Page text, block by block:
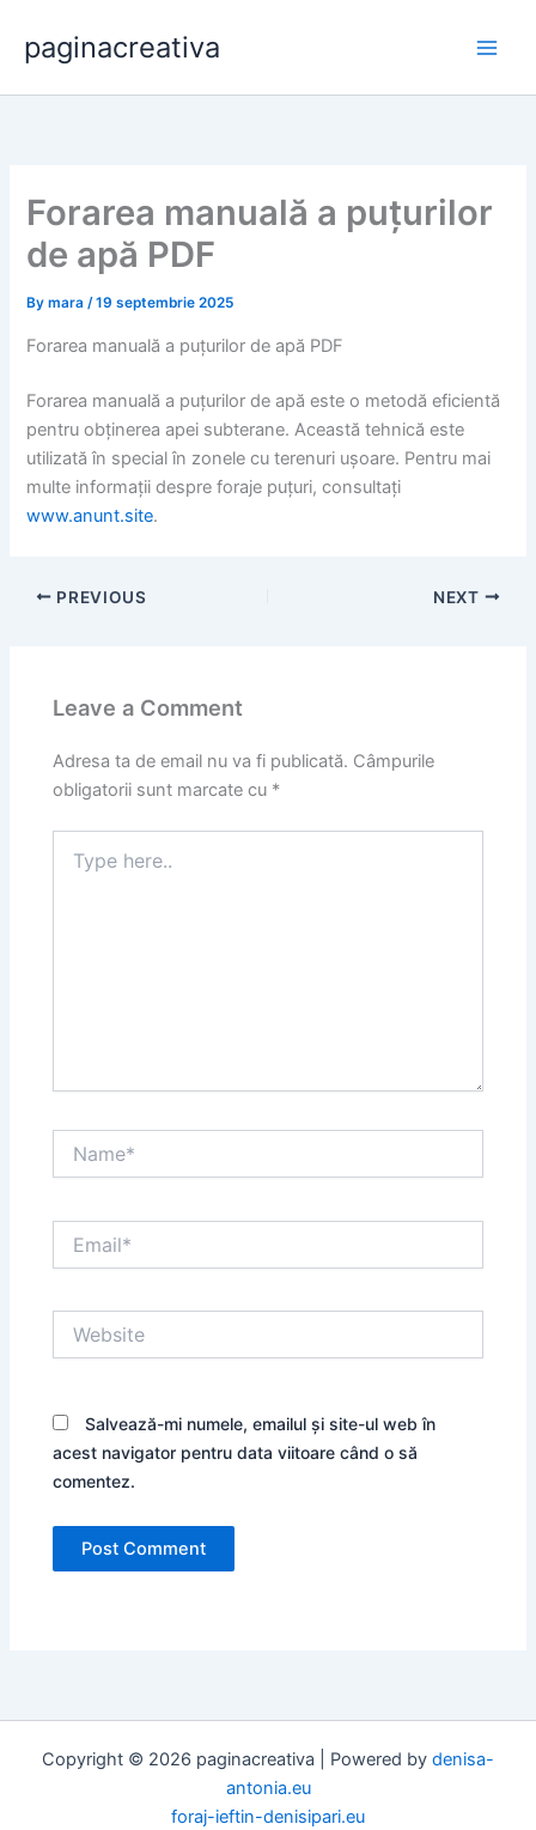
content
paginacreativa
Forarea manuală a puțurilor
de apă PDF
Bymara/19 septembrie 2025
Forarea manuală a puțurilor de apă PDF
Forarea manuală a puțurilor de apă este o metodă eficientă
pentru obținerea apei subterane. Această tehnică este
utilizată în special în zonele cu terenuri ușoare. Pentru mai
multe informații despre foraje puțuri, consultați
www.anunt.site.
PREVIOUS NEXT
Leave a Comment
Adresa ta de email nu va fi publicată. Câmpurile
obligatorii sunt marcate cu *
here..
Salvează-mi numele, emailul și site-ul web în
acest navigator pentru data viitoare când o să
comentez.
Copyright © 2026 paginacreativa | Powered by denisa-
antonia.eu
foraj-ieftin-denisipari.eu